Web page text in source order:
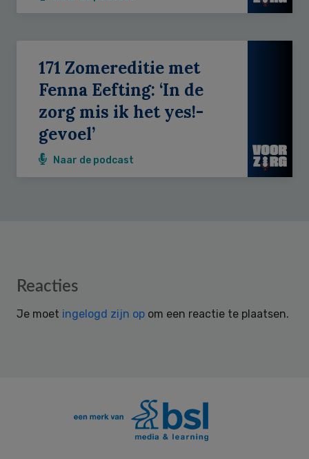
171 Zomereditie met
Fenna Eefting: ‘In de
zorg mis ik het yes!-
gevoel’
Naar de podcast
Reader
Reacties
Je moet ingelogd zijn op om een reactie te plaatsen.